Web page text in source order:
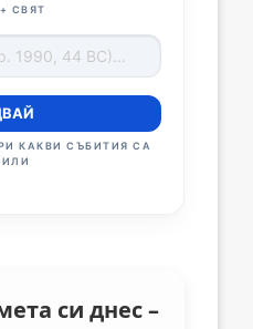
СВЯТ
КАКВИ СЪБИТИЯ СА
си днес –